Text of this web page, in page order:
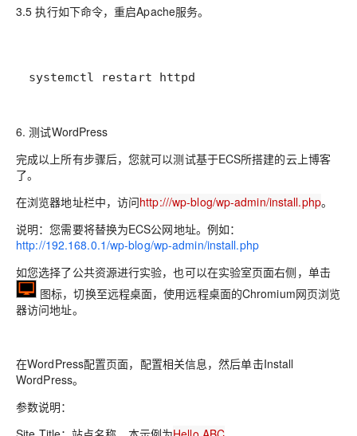
3.5 执行如下命令，重启Apache服务。
systemctl restart httpd
6. 测试WordPress
完成以上所有步骤后，您就可以测试基于ECS所搭建的云上博客
了。
在浏览器地址栏中，访问http:///wp-blog/wp-admin/install.php。
说明：您需要将替换为ECS公网地址。 例如：
http://192.168.0.1/wp-blog/wp-admin/install.php
如您选择了公共资源进行实验，也可以在实验室页面右侧，单击
图标，切换至远程桌面，使用远程桌面的Chromium网页浏览
器访问地址。
在WordPress配置页面，配置相关信息，然后单击Install
WordPress。
参数说明：